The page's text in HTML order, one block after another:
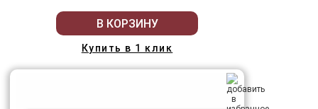
В КОРЗИНУ
Купить в 1 клик